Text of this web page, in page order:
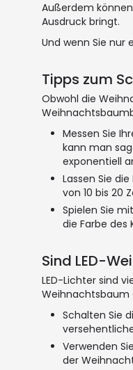
Außerdem
Ausdruck bringt.
Und wenn Sie nur
Tipps zum
Obwohl die
Messen Sie
kann man
exponentiell
Lassen Sie
von 10 bis 20
Spielen Sie
die Farbe des
Sind LED-
LED-Lichter sind
Schalten Sie
Verwenden
der